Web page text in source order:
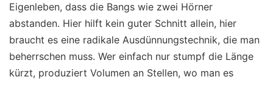
Eigenleben, dass die Bangs wie zwei Hörner
abstanden. Hier hilft kein guter Schnitt allein, hier
braucht es eine radikale Ausdünnungstechnik, die man
beherrschen muss. Wer einfach nur stumpf die Länge
kürzt, produziert Volumen an Stellen, wo man es